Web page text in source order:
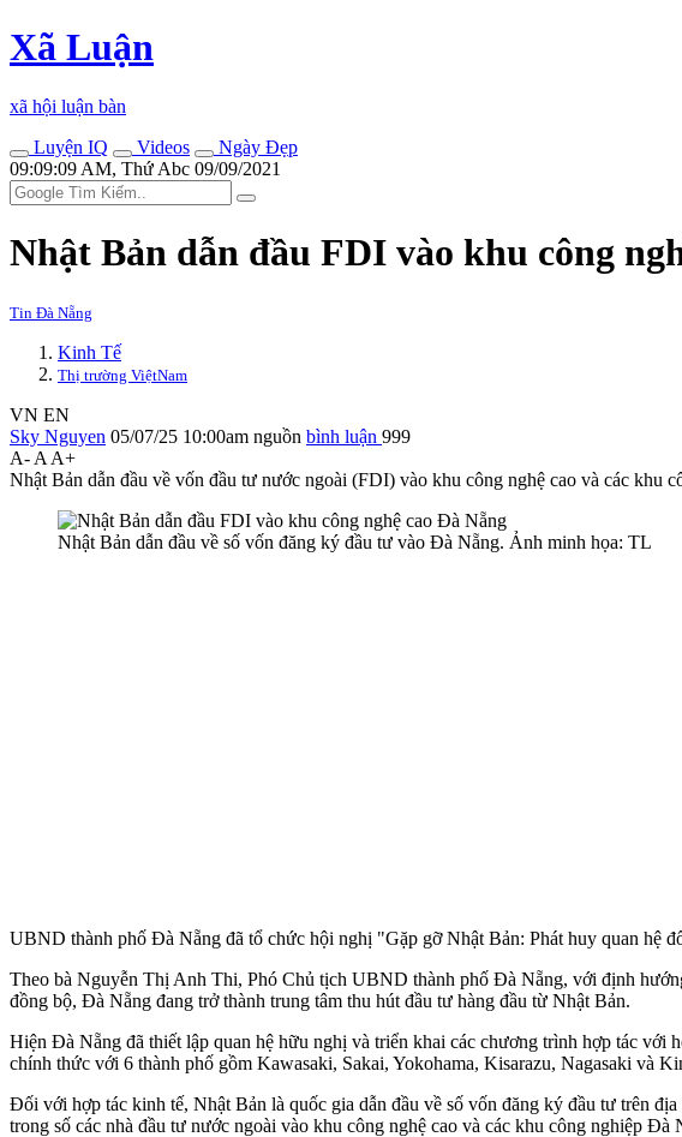
Xã Luận
xã hội luận bàn
Luyện IQ
Videos
Ngày Đẹp
09:09:09 AM, Thứ Abc 09/09/2021
Nhật Bản dẫn đầu FDI vào khu công
Tin Đà Nẵng
Kinh Tế
Thị trường ViệtNam
VN EN
Sky Nguyen 05/07/25 10:00am nguồn bình luận 999
A- A A+
Nhật Bản dẫn đầu về vốn đầu tư nước ngoài (FDI) vào khu công nghệ cao và các
Nhật Bản dẫn đầu về số vốn đăng ký đầu tư vào Đà Nẵng. Ảnh minh họa: TL
UBND thành phố Đà Nẵng đã tổ chức hội nghị "Gặp gỡ Nhật Bản: Phát huy quan hệ
Theo bà Nguyễn Thị Anh Thi, Phó Chủ tịch UBND thành phố Đà Nẵng, với định
đồng bộ, Đà Nẵng đang trở thành trung tâm thu hút đầu tư hàng đầu từ Nhật Bản.
Hiện Đà Nẵng đã thiết lập quan hệ hữu nghị và triển khai các chương trình hợp tác với
chính thức với 6 thành phố gồm Kawasaki, Sakai, Yokohama, Kisarazu, Nagasaki và
Đối với hợp tác kinh tế, Nhật Bản là quốc gia dẫn đầu về số vốn đăng ký đầu tư trên
trong số các nhà đầu tư nước ngoài vào khu công nghệ cao và các khu công nghiệp